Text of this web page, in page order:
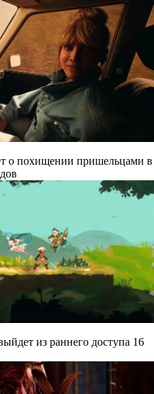
о похищении пришельцами в
из раннего доступа 16